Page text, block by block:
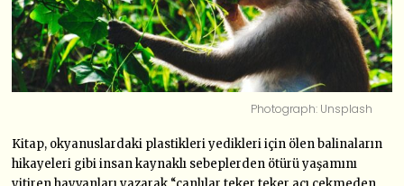
Photograph: Unsplash
Kitap, okyanuslardaki plastikleri yedikleri için ölen balinaların
hikayeleri gibi insan kaynaklı sebeplerden ötürü yaşamını